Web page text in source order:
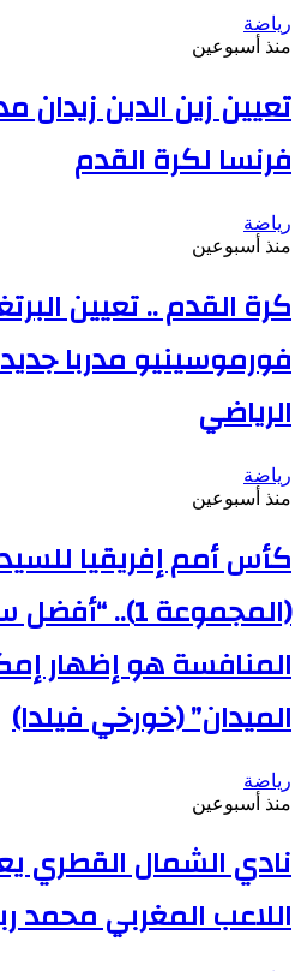
رياضة
منذ أسبوعين
تعيين زين الدين زيدان
فرنسا لكرة القدم
رياضة
منذ أسبوعين
كرة القدم .. تعيين
فورموسينيو مدربا
الرياضي
رياضة
منذ أسبوعين
(المجموعة 1)..
المنافسة هو إظهار
الميدان” (خورخي فيلدا)
رياضة
منذ أسبوعين
نادي الشمال القطري
اللاعب المغربي محمد